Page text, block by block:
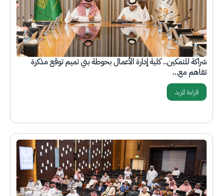
شراكة للتمكين.. كلية إدارة الأعمال بحوطة بني تميم توقع مذكرة
تفاهم مع…
قراءة المزيد
الصورة